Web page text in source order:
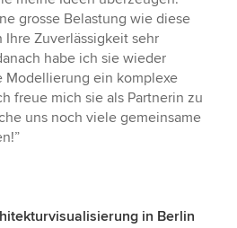
grosse Belastung wie diese
Ihre Zuverlässigkeit sehr
habe ich sie wieder
Modellierung ein komplexe
freue mich sie als Partnerin zu
uns noch viele gemeinsame
in Berlin